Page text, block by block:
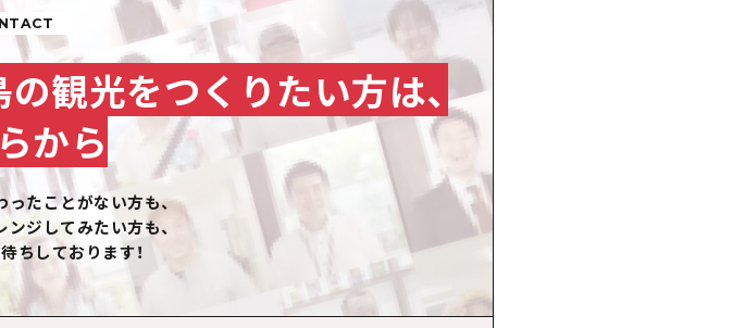
観光をつくりたい方は、
から
たことがない方も、
ジしてみたい方も、
ちしております！